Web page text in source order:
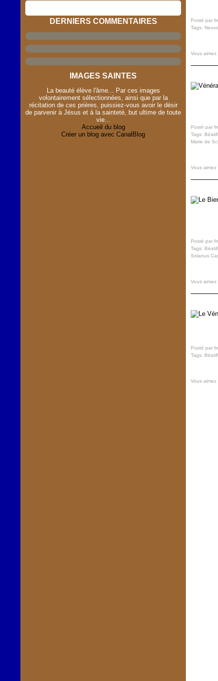
DERNIERS COMMENTAIRES
IMAGES SAINTES
La beauté élève l'âme... Par ces images
volontairement sélectionnées, ainsi que par la
récitation de ces prières, puissiez-vous avoir le désir
de parvenir à Jésus et à la sainteté, but ultime de toute
vie...
Accueil du blog
Créer un blog avec CanalBlog
Posté par
Tags:
Vous aimez
Posté par
Tags:
Marie de
Vous aimez
Posté par
Tags:
Solanus
Vous aimez
Posté par
Tags:
Vous aimez